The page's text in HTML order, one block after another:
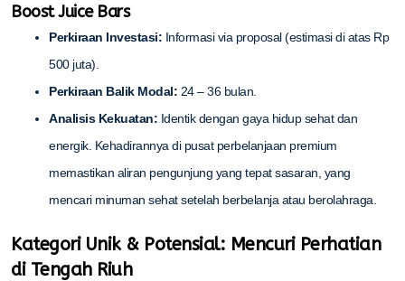
Boost Juice Bars
Perkiraan Investasi: Informasi via proposal (estimasi di atas Rp
500 juta).
Perkiraan Balik Modal: 24 – 36 bulan.
Analisis Kekuatan: Identik dengan gaya hidup sehat dan
energik. Kehadirannya di pusat perbelanjaan premium
memastikan aliran pengunjung yang tepat sasaran, yang
mencari minuman sehat setelah berbelanja atau berolahraga.
Kategori Unik & Potensial: Mencuri Perhatian
di Tengah Riuh